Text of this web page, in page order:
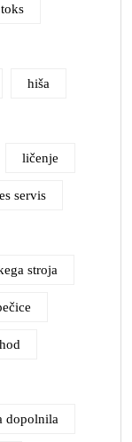
hiša
ličenje
servis
stroja
dopolnila